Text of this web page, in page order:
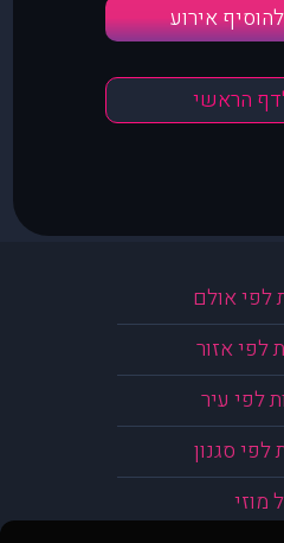
אירוע
הראשי
לפי אולם
לפי אזור
לפי עיר
לפי סגנון
מוזי